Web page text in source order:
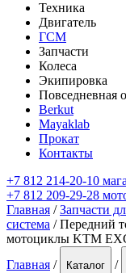
Техника
Двигатель
ГСМ
Запчасти
Колеса
Экипировка
Повседневная
Berkut
Mayaklab
Прокат
Контакты
+7 812 214-20-10
+7 812 209-29-28
Главная /Запчасти
система / Передний
мотоциклы KTM
Главная / Каталог /